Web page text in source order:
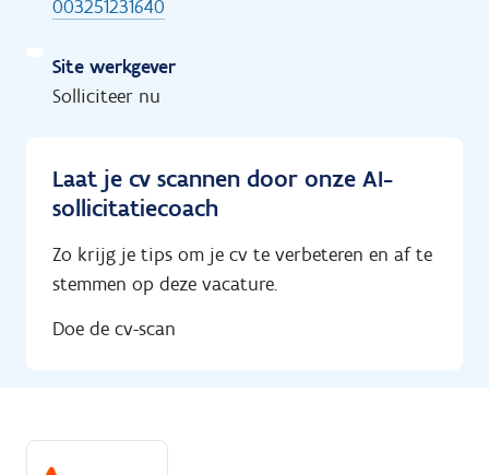
003251231640
Site werkgever
Solliciteer nu
Laat je cv scannen door onze AI-
sollicitatiecoach
Zo krijg je tips om je cv te verbeteren en af te
stemmen op deze vacature.
Doe de cv-scan